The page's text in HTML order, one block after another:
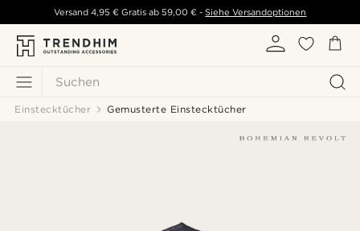
Suchen
Versand 4,95 € Gratis ab59,00 € - Siehe Versandoptionen
Einstecktücher Gemusterte Einstecktücher